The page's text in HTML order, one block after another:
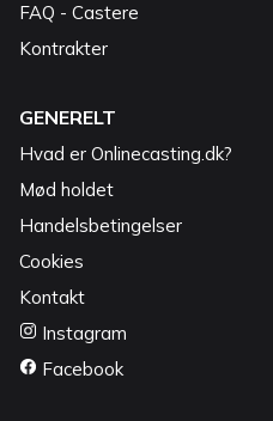
FAQ - Castere
Kontrakter
GENERELT
Hvad er Onlinecasting.dk?
Mød holdet
Handelsbetingelser
Cookies
Kontakt
Instagram
Facebook